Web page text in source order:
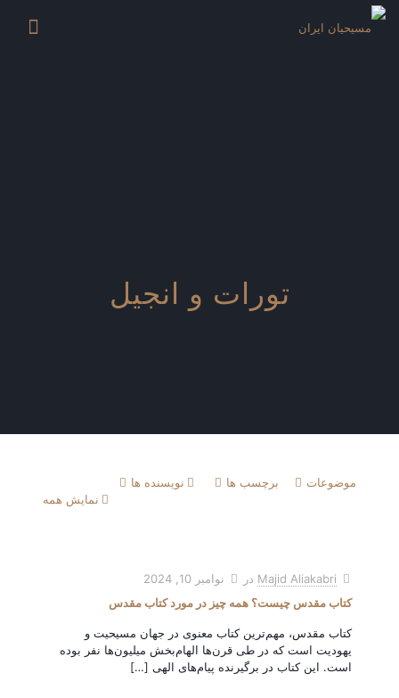
تورات و انجیل
موضوعات برچسب ها
نویسنده ها
نمایش همه
Majid Aliakabri در
نوامبر 10, 2024
کتاب مقدس چیست؟ همه چیز در مورد کتاب مقدس
کتاب مقدس، مهم‌ترین کتاب معنوی در جهان مسیحیت و
یهودیت است که در طی قرن‌ها الهام‌بخش میلیون‌ها نفر بوده
است. این کتاب در برگیرنده پیام‌های الهی […]